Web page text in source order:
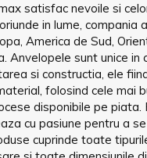
satisfac nevoile si
in lume, compania
America de Sud,
Anvelopele sunt unice in
si constructia, ele
folosind cele mai
disponibile pe piata.
cu pasiune pentru a
cuprinde toate